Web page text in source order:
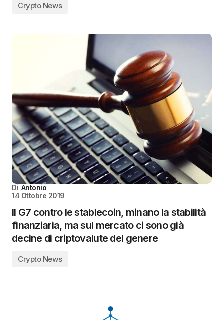
Crypto News
Di Antonio
14 Ottobre 2019
Il G7 contro le stablecoin, minano la stabilità
finanziaria, ma sul mercato ci sono già
decine di criptovalute del genere
Crypto News